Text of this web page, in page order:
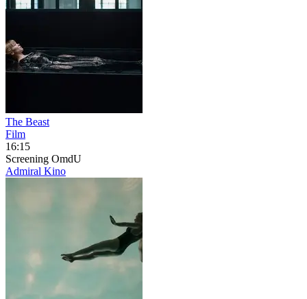
The Beast
Film
16:15
Screening OmdU
Admiral Kino